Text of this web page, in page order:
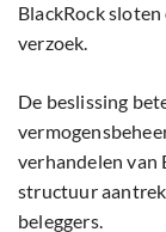
BlackRock
verzoek.
De beslissing
verhandelen van
structuur
beleggers.